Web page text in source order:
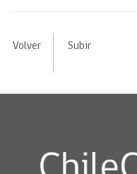
Volver Subir